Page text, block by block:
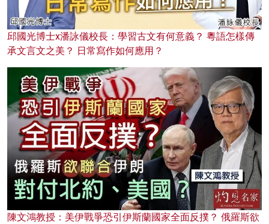
邱國光博士x潘詠儀校長：學習古文有何意義？ 粵語怎樣傳
承文言文之美？ 日常寫作如何應用？
陳文鴻教授：美伊戰爭恐引伊斯蘭國家全面反撲？ 俄羅斯欲